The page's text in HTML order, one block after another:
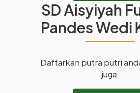
SD Aisyiyah
Pandes Wedi
Daftarkan putra putri
juga.